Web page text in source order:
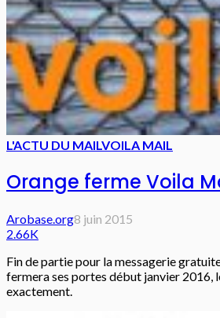
L'ACTU DU MAILVOILA MAIL
Orange ferme Voila
Arobase.org8 juin 2015
2.66K
Fin de partie pour la messagerie
fermera ses portes début janvier 2016,
exactement.